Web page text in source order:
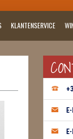
KLANTENSERVICE